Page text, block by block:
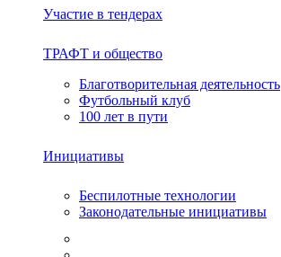
Участие в тендерах
ТРАФТ и общество
Благотворительная деятельность
Футбольный клуб
100 лет в пути
Инициативы
Беспилотные технологии
Законодательные инициативы